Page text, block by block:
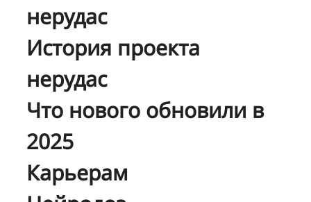
нерудас
История проекта
нерудас
Что нового обновили в
2025
Карьерам